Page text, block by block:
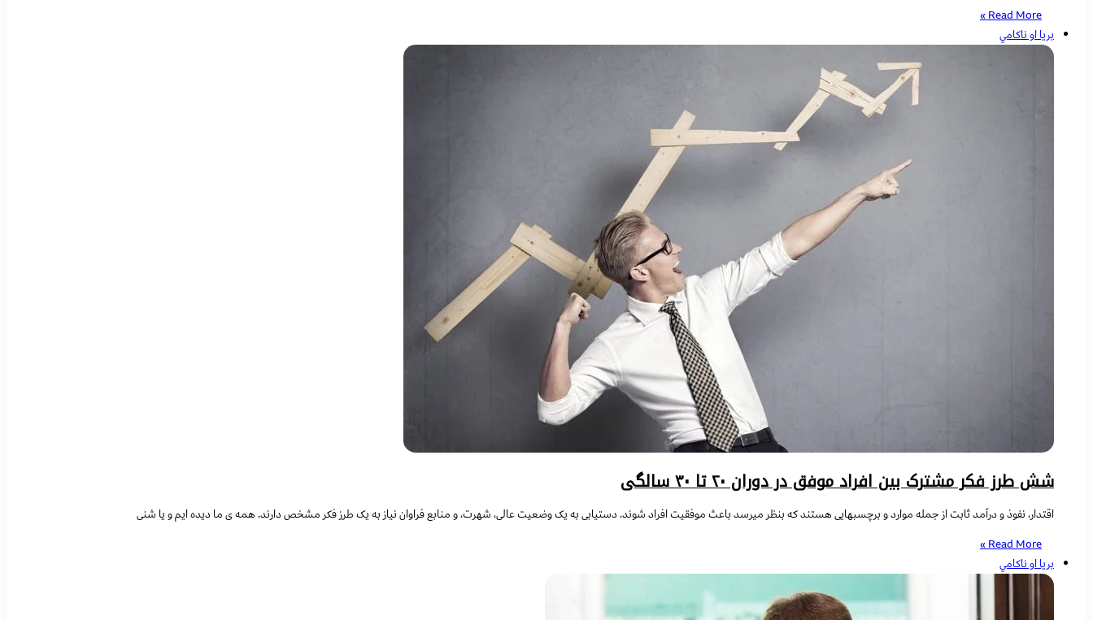
Read More »
بریا او ناکامي
شش طرز فکر مشترک بین افراد موفق در دوران ۲۰ تا ۳۰ سالگی
اقتدار، نفوذ و درآمد ثابت از جمله موارد و برچسبهایی هستند که بنظر میرسد باعث موفقیت افراد شوند. دستیابی به یک وضعیت عالی، شهرت، و منابع فراوان نیاز به یک طرز فکر مشخص دارند. همه ی ما دیده ایم و یا شنی
Read More »
بریا او ناکامي